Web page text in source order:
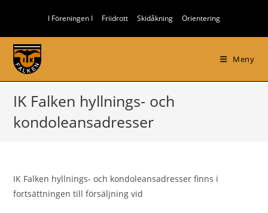
innehållet
I Föreningen I Friidrott Skidåkning Orientering
Meny
IK Falken hyllnings- och
kondoleansadresser
IK Falken hyllnings- och kondoleansadresser finns i
fortsättningen till försäljning vid